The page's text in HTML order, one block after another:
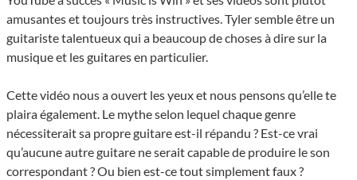
amusantes et toujours très instructives. Tyler semble être un
guitariste talentueux qui a beaucoup de choses à dire sur la
musique et les guitares en particulier.
Cette vidéo nous a ouvert les yeux et nous pensons qu’elle te
plaira également. Le mythe selon lequel chaque genre
nécessiterait sa propre guitare est-il répandu ? Est-ce vrai
qu’aucune autre guitare ne serait capable de produire le son
correspondant ? Ou bien est-ce tout simplement faux ?